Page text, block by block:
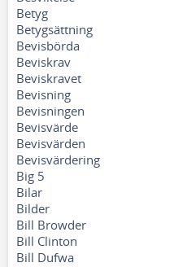
Betyg
Betygsättning
Bevisbörda
Beviskrav
Beviskravet
Bevisning
Bevisningen
Bevisvärde
Bevisvärden
Bevisvärdering
Big 5
Bilar
Bilder
Bill Browder
Bill Clinton
Bill Dufwa